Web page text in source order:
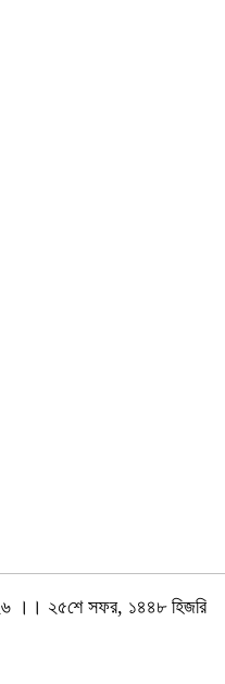
।। ২৫শে সফর, ১৪৪৮ হিজরি